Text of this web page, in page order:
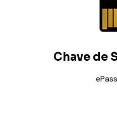
Chave de
ePass